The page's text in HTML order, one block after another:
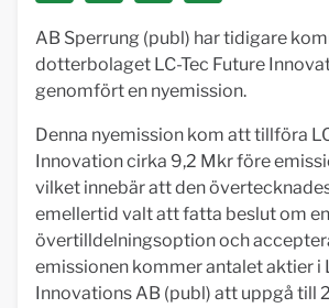
AB Sperrung (publ) har tidigare
dotterbolaget LC-Tec Future
genomfört en nyemission.
Denna nyemission kom att tillföra
Innovation cirka 9,2 Mkr före
vilket innebär att den
emellertid valt att fatta beslut om en
övertilldelningsoption och
emissionen kommer antalet aktier i
Innovations AB (publ) att uppgå till